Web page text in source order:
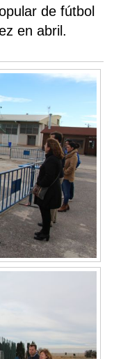
de fútbol
en abril.